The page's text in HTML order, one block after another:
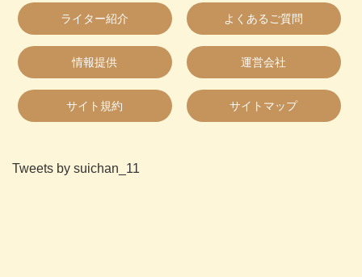
ライター紹介 よくあるご質問
情報提供 運営会社
サイト規約 サイトマップ
Tweets by suichan_11